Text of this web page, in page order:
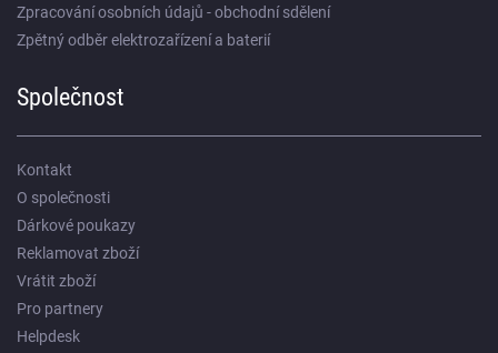
Zpracování osobních údajů - obchodní sdělení
Zpětný odběr elektrozařízení a baterií
Společnost
Kontakt
O společnosti
Dárkové poukazy
Reklamovat zboží
Vrátit zboží
Pro partnery
Helpdesk